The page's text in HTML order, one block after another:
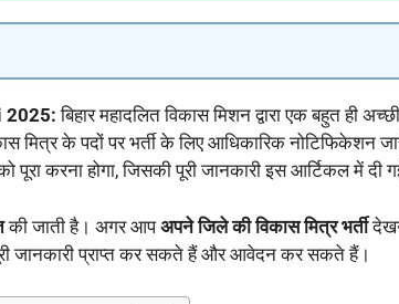
2025: बिहार महादलित विकास मिशन द्वारा एक बहुत ही
मित्र के पदों पर भर्ती के लिए आधिकारिक नोटिफिकेशन
पूरा करना होगा, जिसकी पूरी जानकारी इस आर्टिकल में दी
की जाती है। अगर आपअपने जिले की विकास मित्र भर्ती
जानकारी प्राप्त कर सकते हैं और आवेदन कर सकते हैं।